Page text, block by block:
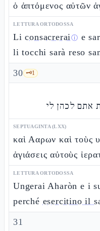
ὁ ἁπτόμενος αὐτῶν
LETTURA ORTODOSSA
Liconsacreraiⓘ e
li tocchi sarà reso
30 🗝️1
אתם לכהן לי
SEPTUAGINTA (LXX)
καὶ Ααρων καὶ τοὺς
ἁγιάσεις αὐτοὺς
LETTURA ORTODOSSA
Ungerai Aharòn e i
perché esercitino il
31